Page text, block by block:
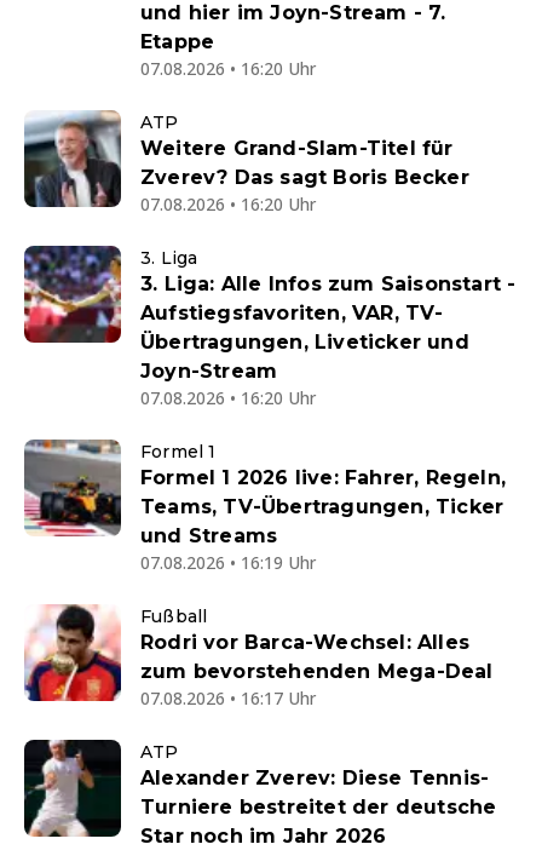
und hier im Joyn-Stream - 7.
Etappe
07.08.2026 • 16:20 Uhr
ATP
Weitere Grand-Slam-Titel für
Zverev? Das sagt Boris Becker
07.08.2026 • 16:20 Uhr
3. Liga
3. Liga: Alle Infos zum Saisonstart -
Aufstiegsfavoriten, VAR, TV-
Übertragungen, Liveticker und
Joyn-Stream
07.08.2026 • 16:20 Uhr
Formel 1
Formel 1 2026 live: Fahrer, Regeln,
Teams, TV-Übertragungen, Ticker
und Streams
07.08.2026 • 16:19 Uhr
Fußball
Rodri vor Barca-Wechsel: Alles
zum bevorstehenden Mega-Deal
07.08.2026 • 16:17 Uhr
ATP
Alexander Zverev: Diese Tennis-
Turniere bestreitet der deutsche
Star noch im Jahr 2026